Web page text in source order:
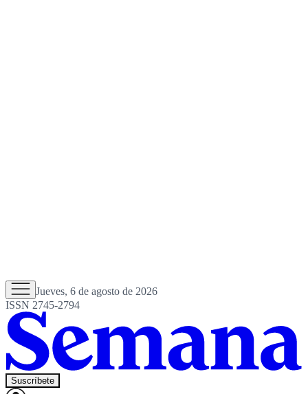
Jueves, 6 de agosto de 2026
ISSN 2745-2794
Suscríbete